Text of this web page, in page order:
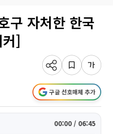
구 자처한 한국
]
구글 선호매체 추가
00:00 / 06:45